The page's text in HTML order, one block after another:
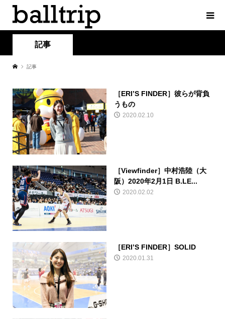
記事
記事
［ERI’S FINDER］彼らが背負
うもの
2020.02.10
［Viewfinder］中村浩陸（大
阪）2020年2月1日 B.LE...
2020.02.02
［ERI’S FINDER］SOLID
2020.01.31